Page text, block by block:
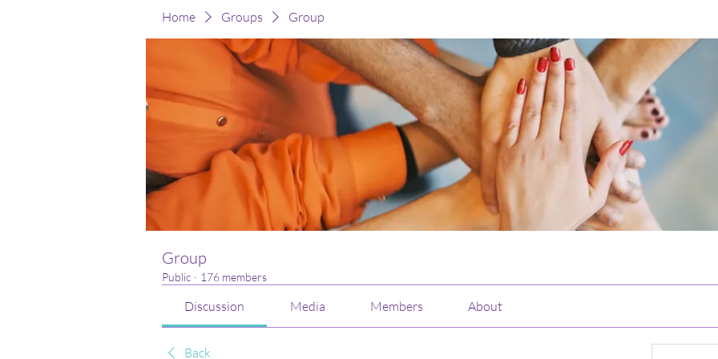
Home Groups Group
Group
Public · 176 members
Discussion Media Members About
Back